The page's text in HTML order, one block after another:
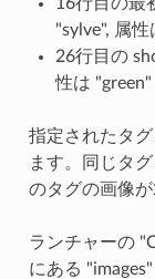
"sylve", 属性
26行目の
性は "green"
指定されたタ
ます。同じタ
のタグの画像
ランチャーの
にある